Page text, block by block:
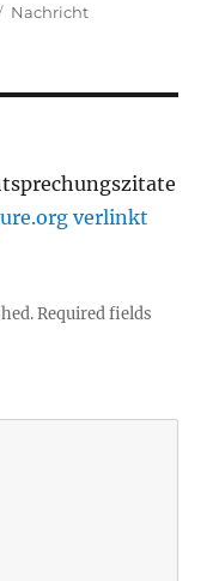
Categories
Nachricht
verlinkt
Required fields